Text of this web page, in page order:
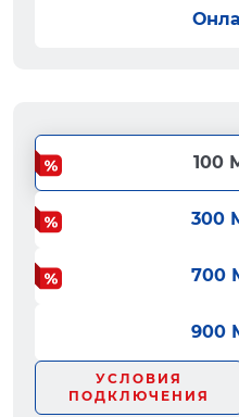
100
300
700
900
УСЛОВИЯ
ПОДКЛЮЧЕНИЯ